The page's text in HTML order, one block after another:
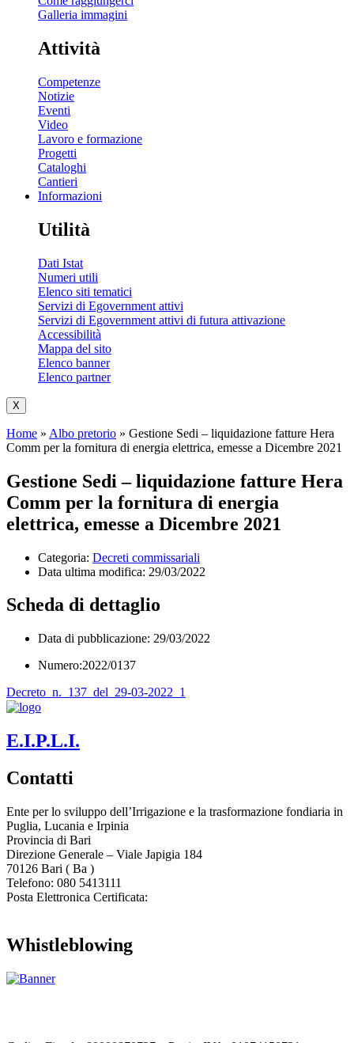
Galleria immagini
Attività
Competenze
Notizie
Eventi
Video
Lavoro e formazione
Progetti
Cataloghi
Cantieri
Informazioni
Utilità
Dati Istat
Numeri utili
Elenco siti tematici
Servizi di Egovernment attivi
Servizi di Egovernment attivi di futura attivazione
Accessibilità
Mappa del sito
Elenco banner
Elenco partner
X
Home » Albo pretorio » Gestione Sedi – liquidazione fatture Hera
Comm per la fornitura di energia elettrica, emesse a Dicembre 2021
Gestione Sedi – liquidazione fatture Hera
Comm per la fornitura di energia
elettrica, emesse a Dicembre 2021
Categoria: Decreti commissariali
Data ultima modifica: 29/03/2022
Scheda di dettaglio
Data di pubblicazione: 29/03/2022
Numero:2022/0137
Decreto_n._137_del_29-03-2022_1
E.I.P.L.I.
Contatti
Ente per lo sviluppo dell’Irrigazione e la trasformazione fondiaria in
Puglia, Lucania e Irpinia
Provincia di Bari
Direzione Generale – Viale Japigia 184
70126 Bari ( Ba )
Telefono: 080 5413111
Posta Elettronica Certificata:
Whistleblowing